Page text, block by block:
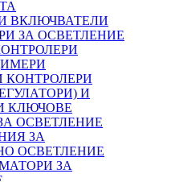
ВКЛЮЧВАТЕЛИ
ЗА ОСВЕТЛЕНИЕ
КОНТРОЛЕРИ
И
КЛЮЧОВЕ
ОСВЕТЛЕНИЕ
ЗА
ОСВЕТЛЕНИЕ
ЗА